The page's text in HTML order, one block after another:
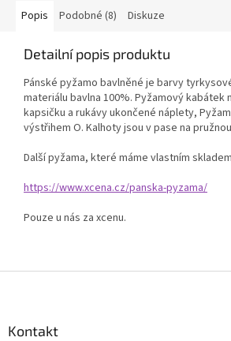
Popis Podobné (8) Diskuze
Detailní popis produktu
Pánské pyžamo bavlněné je barvy
materiálu bavlna 100%. Pyžamový kabátek
kapsičku a rukávy ukončené náplety,
výstřihem O. Kalhoty jsou v pase na
Další pyžama, které máme vlastním
https://www.xcena.cz/panska-pyzama/
Pouze u nás za xcenu.
Kontakt